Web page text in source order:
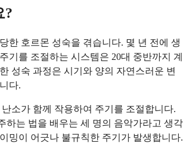
?
한 호르몬 성숙을 겪습니다. 몇 년 전에 생
기를 조절하는 시스템은 20대 중반까지 계
성숙 과정은 시기와 양의 자연스러운 변
다.
소가 함께 작용하여 주기를 조절합니다.
하는 법을 배우는 세 명의 음악가라고 생각
밍이 어긋나 불규칙한 주기가 발생합니다.